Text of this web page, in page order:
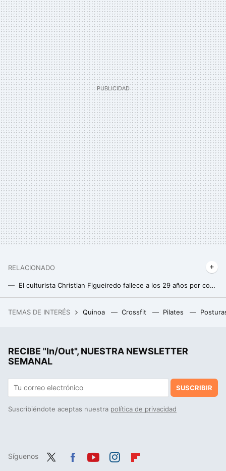
RELACIONADO
El culturista Christian Figueiredo fallece a los 29 años por complicaciones durante una operación de hígado
Un joven de 19 años hackeó el iPhone, fue contratado por Apple y terminó despedido por no contestar a un correo
TEMAS DE INTERÉS Quinoa Crossfit Pilates
RECIBE "In/Out", NUESTRA NEWSLETTER
SEMANAL
SUSCRIBIR
Suscribiéndote aceptas nuestra política de privacidad
Síguenos